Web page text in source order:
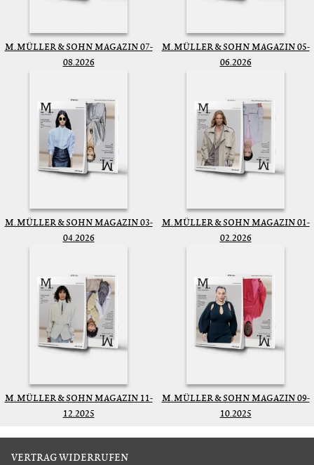
M. MÜLLER & SOHN MAGAZIN 07-
08.2026
M. MÜLLER & SOHN MAGAZIN 05-
06.2026
M. MÜLLER & SOHN MAGAZIN 03-
04.2026
M. MÜLLER & SOHN MAGAZIN 01-
02.2026
M. MÜLLER & SOHN MAGAZIN 11-
12.2025
M. MÜLLER & SOHN MAGAZIN 09-
10.2025
VERTRAG WIDERRUFEN